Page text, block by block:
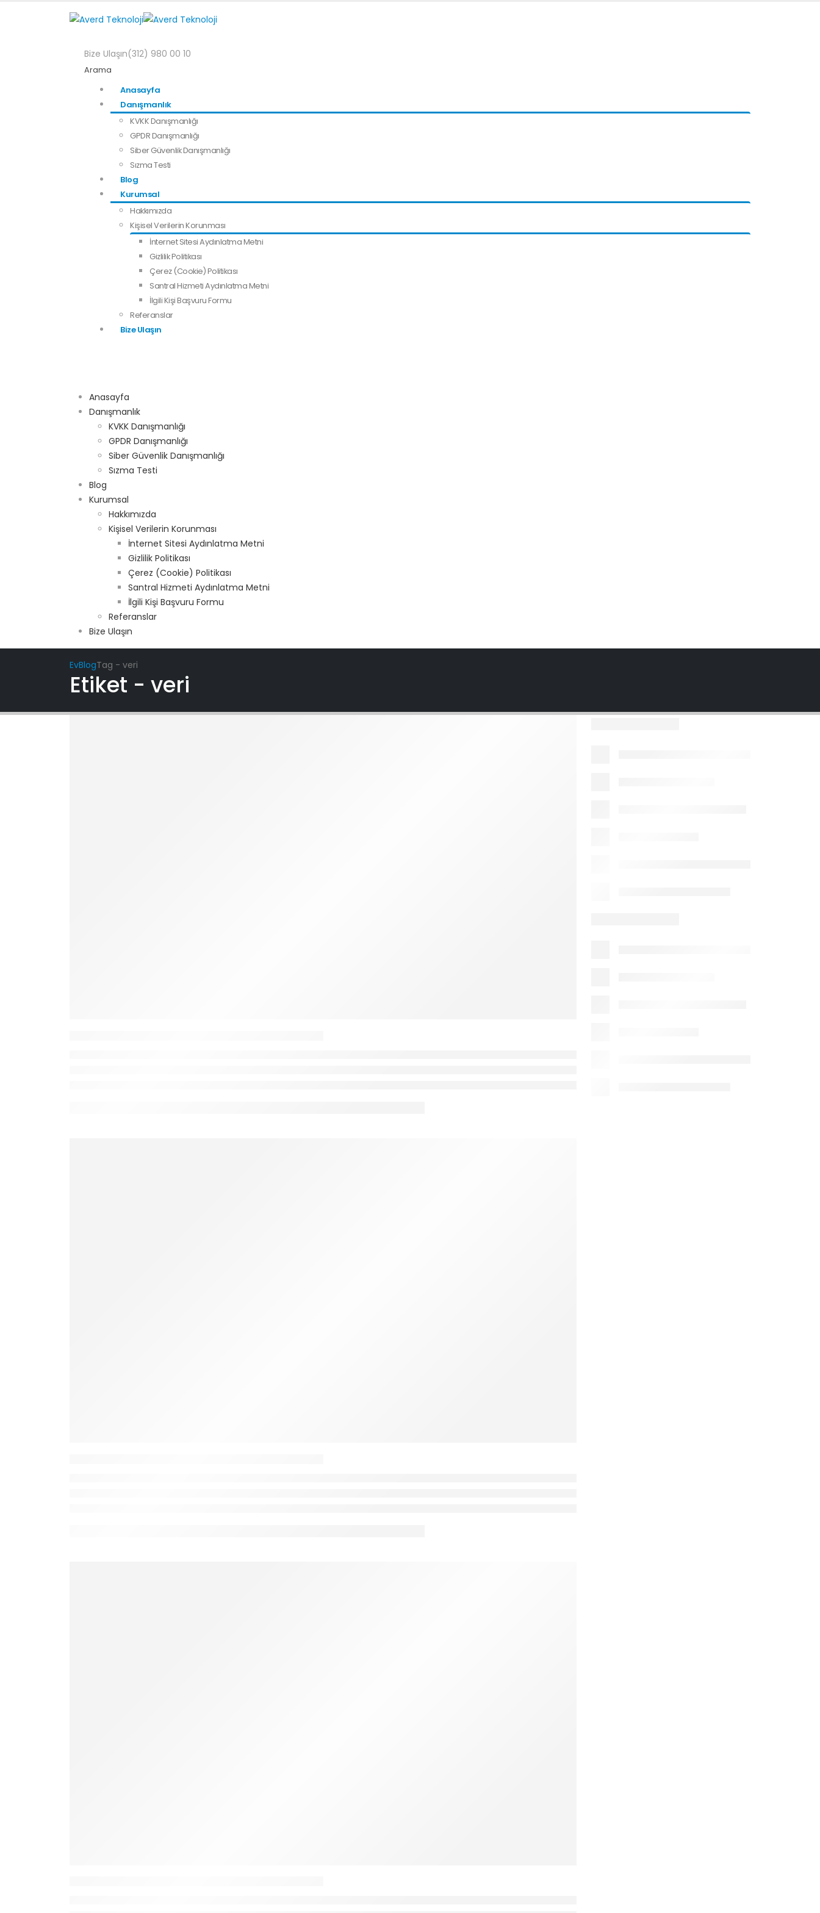
Bize Ulaşın(312) 980 00 10
Arama
Anasayfa
Danışmanlık
KVKK Danışmanlığı
GPDR Danışmanlığı
Siber Güvenlik Danışmanlığı
Sızma Testi
Blog
Kurumsal
Hakkımızda
Kişisel Verilerin Korunması
İnternet Sitesi Aydınlatma Metni
Gizlilik Politikası
Çerez (Cookie) Politikası
Santral Hizmeti Aydınlatma Metni
İlgili Kişi Başvuru Formu
Referanslar
Bize Ulaşın
Anasayfa
Danışmanlık
KVKK Danışmanlığı
GPDR Danışmanlığı
Siber Güvenlik Danışmanlığı
Sızma Testi
Blog
Kurumsal
Hakkımızda
Kişisel Verilerin Korunması
İnternet Sitesi Aydınlatma Metni
Gizlilik Politikası
Çerez (Cookie) Politikası
Santral Hizmeti Aydınlatma Metni
İlgili Kişi Başvuru Formu
Referanslar
Bize Ulaşın
EvBlogTag - veri
Etiket - veri